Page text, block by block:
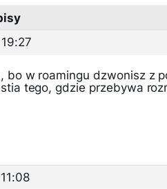
bo w roamingu dzwonisz z
tego, gdzie przebywa